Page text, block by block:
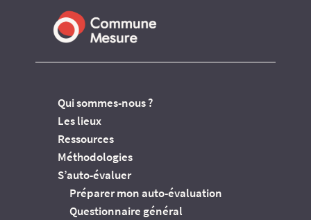
Qui sommes-nous ?
Les lieux
Ressources
Méthodologies
S’auto-évaluer
Préparer mon auto-évaluation
Questionnaire général